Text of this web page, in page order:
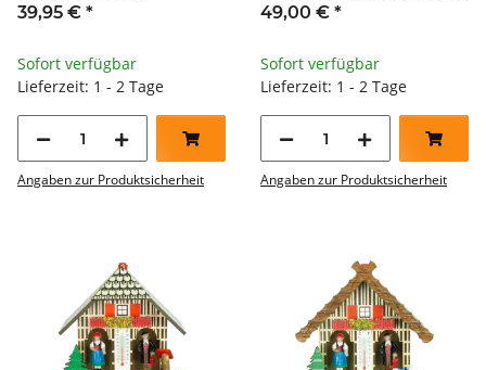
Schwarzwald
39,95 € *
Sofort verfügbar
Lieferzeit: 1 - 2 Tage
Angaben zur Produktsicherheit
49,00 € *
Sofort verfügbar
Lieferzeit: 1 - 2 Tage
Angaben zur Produktsicherheit